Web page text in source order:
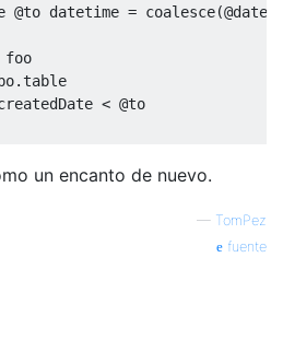
@to datetime = coalesce(@
foo
.table
< @to
un encanto de nuevo.
— TomPez
fuente